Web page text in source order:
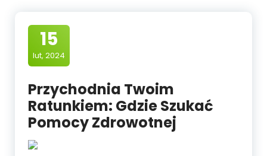
15
lut, 2024
Przychodnia Twoim
Ratunkiem: Gdzie Szukać
Pomocy Zdrowotnej